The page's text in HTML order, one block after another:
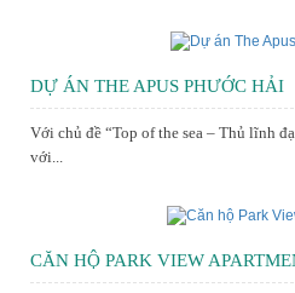
DỰ ÁN THE APUS PHƯỚC HẢI
Với chủ đề “Top of the sea – Thủ lĩnh
với...
CĂN HỘ PARK VIEW